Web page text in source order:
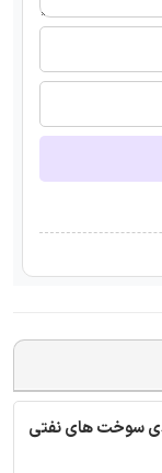
سوخت های نفتی